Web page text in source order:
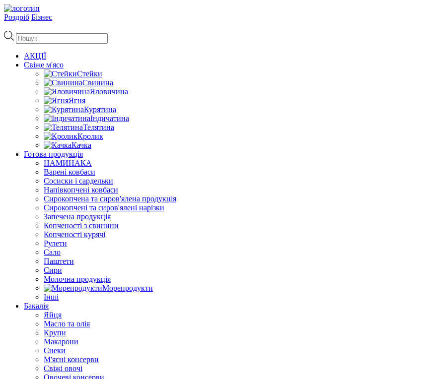
Роздріб Бізнес
Пошук
товарів
АКЦІЇ
Свіже м'ясо
Стейки
Свинина
Яловичина
Ягня
Курятина
Індичатина
Телятина
Кролик
Качка
Готова продукція
НАМИНАКА
Варені ковбаси
Сосиски і сардельки
Напівкопчені ковбаси
Сирокопчена та сиров'ялена продукція
Сирокопчені та сиров'ялені нарізки
Запечена продукція
Копченості з свинини
Копченості курячі
Рулети
Сало
Паштети
Сири
Молочна продукція
Морепродукти
Інші
Бакалія
Яйця
Масло та олія
Крупи
Макарони
Снеки
М'ясні консерви
Свіжі овочі
Овочеві консерви